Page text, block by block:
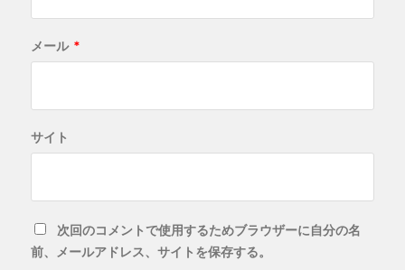
メール *
サイト
次回のコメントで使用するためブラウザーに自分の名
前、メールアドレス、サイトを保存する。